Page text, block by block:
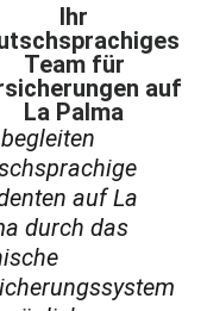
Ihr
Team für
auf
La Palma
auf La
durch das